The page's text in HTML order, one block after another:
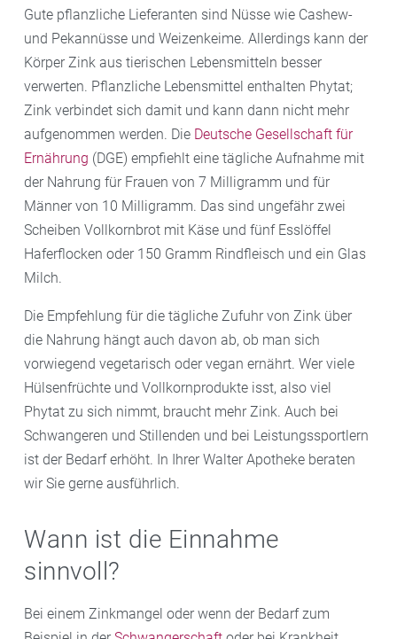
Gute pflanzliche Lieferanten sind Nüsse wie Cashew-
und Pekannüsse und Weizenkeime. Allerdings kann der
Körper Zink aus tierischen Lebensmitteln besser
verwerten. Pflanzliche Lebensmittel enthalten Phytat;
Zink verbindet sich damit und kann dann nicht mehr
aufgenommen werden. Die Deutsche Gesellschaft für
Ernährung (DGE) empfiehlt eine tägliche Aufnahme mit
der Nahrung für Frauen von 7 Milligramm und für
Männer von 10 Milligramm. Das sind ungefähr zwei
Scheiben Vollkornbrot mit Käse und fünf Esslöffel
Haferflocken oder 150 Gramm Rindfleisch und ein Glas
Milch.
Die Empfehlung für die tägliche Zufuhr von Zink über
die Nahrung hängt auch davon ab, ob man sich
vorwiegend vegetarisch oder vegan ernährt. Wer viele
Hülsenfrüchte und Vollkornprodukte isst, also viel
Phytat zu sich nimmt, braucht mehr Zink. Auch bei
Schwangeren und Stillenden und bei Leistungssportlern
ist der Bedarf erhöht. In Ihrer Walter Apotheke beraten
wir Sie gerne ausführlich.
Wann ist die Einnahme
sinnvoll?
Bei einem Zinkmangel oder wenn der Bedarf zum